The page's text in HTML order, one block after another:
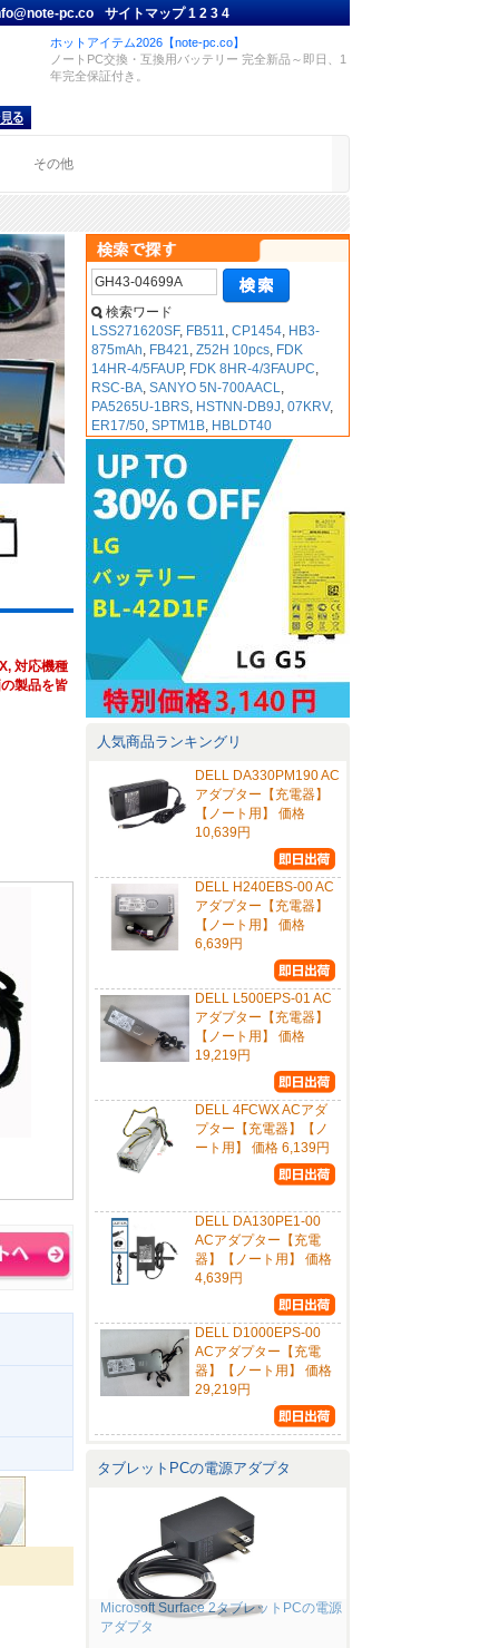
pc.co サイトマップ1234
ホットアイテム2026【note-pc.co】
ノートPC交換・互換用バッテリー 完全新品～即日、1
年完全保証付き。
その他
対応機種
製品を皆
検索ワード
LSS271620SF, FB511,CP1454, HB3-
875mAh, FB421,Z52H 10pcs, FDK
14HR-4/5FAUP, FDK 8HR-4/3FAUPC,
RSC-BA,SANYO 5N-700AACL,
PA5265U-1BRS, HSTNN-DB9J,07KRV,
ER17/50,SPTM1B, HBLDT40
人気商品ランキングリ
DELL DA330PM190 AC
アダプター【充電器】
【ノート用】 価格
10,639円
DELL H240EBS-00 AC
アダプター【充電器】
【ノート用】 価格
6,639円
DELL L500EPS-01 AC
アダプター【充電器】
【ノート用】 価格
19,219円
DELL 4FCWX ACアダ
プター【充電器】【ノ
ート用】 価格 6,139円
DELL DA130PE1-00
ACアダプター【充電
器】【ノート用】 価格
4,639円
DELL D1000EPS-00
ACアダプター【充電
器】【ノート用】 価格
29,219円
タブレットPCの電源アダプタ
Microsoft Surface 2タブレットPCの電源
アダプタ